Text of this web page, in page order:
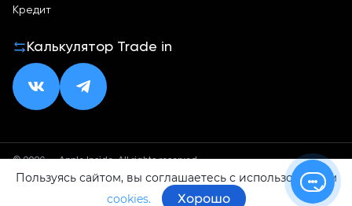
Кредит
Калькулятор Trade in
© 2026 — Apple Inside. All rights reserved.
Политика конфиденциальностиОферта
Пользуясь сайтом, вы соглашаетесь с использованием
cookies.
Хорошо